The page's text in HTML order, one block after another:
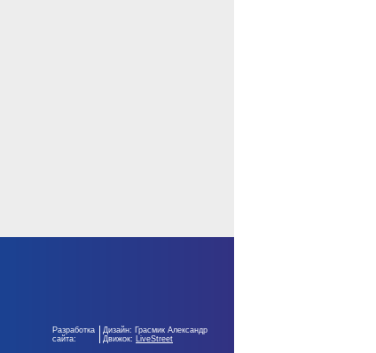
Разработка
сайта:
Дизайн: Грасмик Александр
Движок: LiveStreet